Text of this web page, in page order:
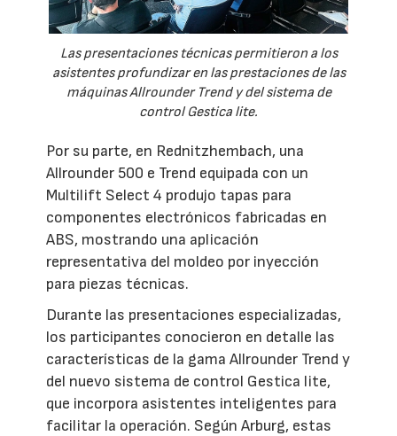
Las presentaciones técnicas permitieron a los
asistentes profundizar en las prestaciones de las
máquinas Allrounder Trend y del sistema de
control Gestica lite.
Por su parte, en Rednitzhembach, una
Allrounder 500 e Trend equipada con un
Multilift Select 4 produjo tapas para
componentes electrónicos fabricadas en
ABS, mostrando una aplicación
representativa del moldeo por inyección
para piezas técnicas.
Durante las presentaciones especializadas,
los participantes conocieron en detalle las
características de la gama Allrounder Trend y
del nuevo sistema de control Gestica lite,
que incorpora asistentes inteligentes para
facilitar la operación. Según Arburg, estas